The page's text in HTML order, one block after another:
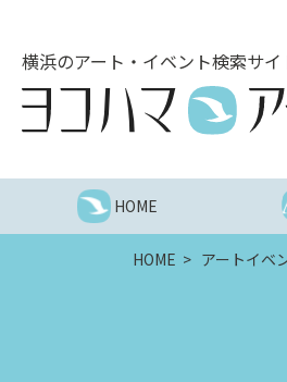
横浜のアート・イベント検索サイ
HOME
HOME アートイベ